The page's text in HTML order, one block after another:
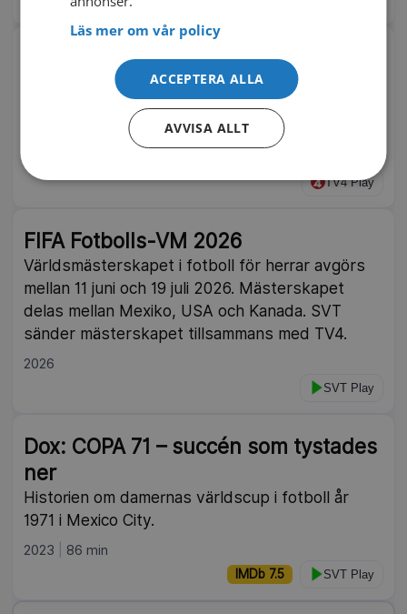
Berra testar OS-sporter
Behrouz 'Berra' Badreh är TV4:s försökskanin
inför OS. Här ger sig OS-Berra på att testa flera
olika grenar, med blandat resultat.
TV4 Play
FIFA Fotbolls-VM 2026
Världsmästerskapet i fotboll för herrar avgörs
mellan 11 juni och 19 juli 2026. Mästerskapet
delas mellan Mexiko, USA och Kanada. SVT
sänder mästerskapet tillsammans med TV4.
2026
SVT Play
Dox: COPA 71 – succén som tystades
ner
Historien om damernas världscup i fotboll år
1971 i Mexico City.
2023 86 min
IMDb 7.5 SVT Play
Läs mer om vår policy
ACCEPTERA ALLA
AVVISA ALLT